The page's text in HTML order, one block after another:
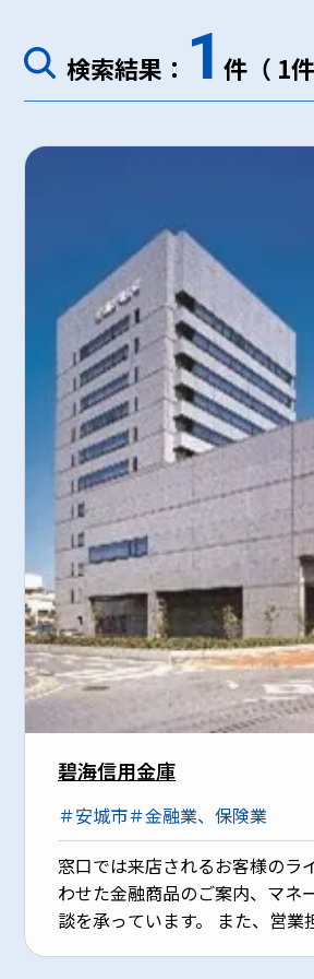
検索結果： 1 件（ 1
碧海信用金庫
＃安城市＃金融業、保険業
窓口では来店されるお客様のラ
わせた金融商品のご案内、マネ
談を承っています。 また、営業